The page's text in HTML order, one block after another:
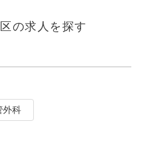
の求人を探す
外科